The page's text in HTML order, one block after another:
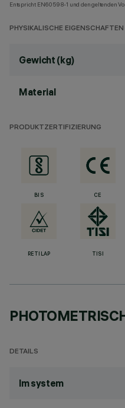
Entspricht EN60598-1 und den geltenden
PHYSIKALISCHE EIGENSCHAFTEN
Gewicht (kg)
Material
PRODUKTZERTIFIZIERUNG
BIS CE
RETILAP TISI
DETAILS
lm system